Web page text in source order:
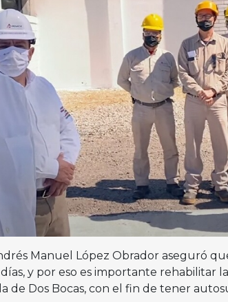
Manuel López Obrador aseguró
y por eso es importante rehabilitar
de Dos Bocas, con el fin de tener